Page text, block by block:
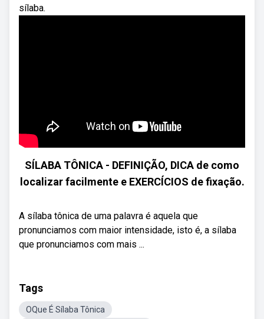
sílaba.
SÍLABA TÔNICA - DEFINIÇÃO, DICA de como
localizar facilmente e EXERCÍCIOS de fixação.
A sílaba tônica de uma palavra é aquela que
pronunciamos com maior intensidade, isto é, a sílaba
que pronunciamos com mais ...
Tags
OQue É Sílaba Tônica